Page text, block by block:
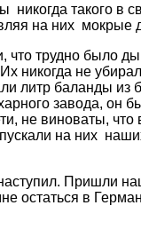
такого в
на них мокрые
что трудно было
никогда не
литр баланды из
завода, он
не виноваты,
на них
Пришли
остаться в